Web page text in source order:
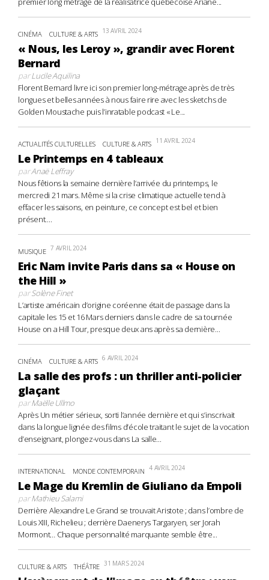
CINÉMA CULTURE & ARTS 13 AVRIL 2024
« Nous, les Leroy », grandir avec Florent
Bernard
parLucile Aquilina
Florent Bernard livre ici son premier long-métrage après de très
longues et belles années à nous faire rire avec les sketchs de
Golden Moustache puis l’inratable podcast « Le...
ACTUALITÉS CULTURELLES CULTURE & ARTS 11 AVRIL 2024
Le Printemps en 4 tableaux
parAnaë Leffray
Nous fêtions la semaine dernière l’arrivée du printemps, le
mercredi 21 mars. Même si la crise climatique actuelle tend à
effacer les saisons, en peinture, ce concept est bel et bien
présent....
MUSIQUE 7 AVRIL 2024
Eric Nam invite Paris dans sa « House on
the Hill »
parSolène Finet
L’artiste américain d’origine coréenne était de passage dans la
capitale les 15 et 16 Mars derniers dans le cadre de sa tournée
House on a Hill Tour, presque deux ans après sa dernière...
CINÉMA CULTURE & ARTS 6 AVRIL 2024
La salle des profs : un thriller anti-policier
glaçant
parMaëlle Ullmo
Après Un métier sérieux, sorti l’année dernière et qui s’inscrivait
dans la longue lignée des films d’école traitant le sujet de la vocation
d’enseignant, plongez-vous dans La salle...
INTERNATIONAL MONDE CONTEMPORAIN 4 AVRIL 2024
Le Mage du Kremlin de Giuliano da Empoli
parMathieu Salami
Derrière Alexandre Le Grand se trouvait Aristote ; dans l’ombre de
Louis XIII, Richelieu ; derrière Daenerys Targaryen, ser Jorah
Mormont… Chaque personnalité marquante semble être...
CULTURE & ARTS THÉÂTRE 31 MARS 2024